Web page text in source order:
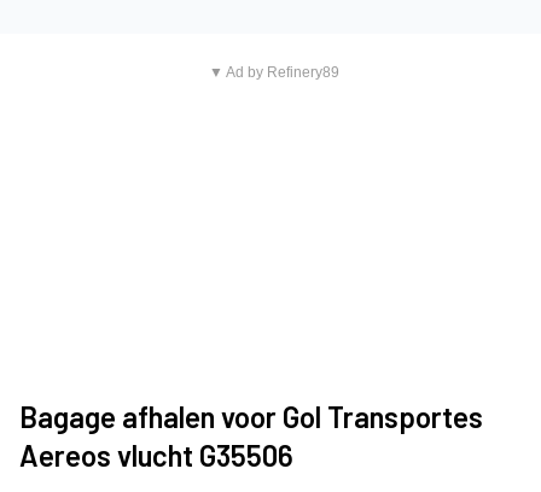
▼ Ad by Refinery89
Bagage afhalen voor Gol Transportes
Aereos vlucht G35506